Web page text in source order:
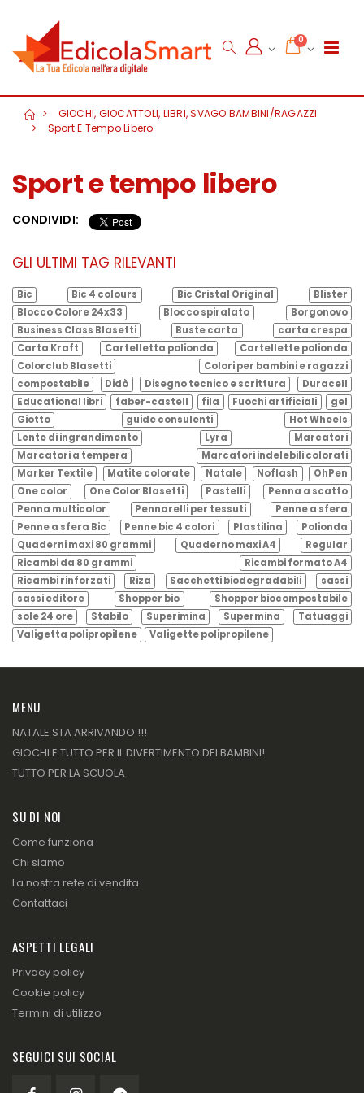
0
GIOCHI, GIOCATTOLI, LIBRI, SVAGO BAMBINI/RAGAZZI
Sport E Tempo Libero
Sport e tempo libero
CONDIVIDI:
GLI ULTIMI TAG RILEVANTI
Bic Bic 4 colours Bic Cristal Original
Blister
Blocco Colore 24x33
Blocco spiralato
Borgonovo
Business Class Blasetti
Buste carta
carta crespa
Carta Kraft
Cartelletta polionda
Cartellette polionda
Colorclub Blasetti
Colori per bambini e ragazzi
compostabile
Didò Disegno tecnico e scrittura
Duracell
Educational libri
faber-castell fila Fuochi artificiali
gel
Giotto
guide consulenti
Hot Wheels
Lente di ingrandimento
Lyra
Marcatori
Marcatori a tempera
Marcatori indelebili colorati
Marker Textile
Matite colorate Natale Noflash
OhPen
One color
One Color Blasetti Pastelli
Penna a scatto
Penna multicolor
Pennarelli per tessuti
Penne a sfera
Penne a sfera Bic
Penne bic 4 colori Plastilina
Polionda
Quaderni maxi 80 grammi
Quaderno maxi A4
Regular
Ricambi da 80 grammi
Ricambi formato A4
Ricambi rinforzati
Riza Sacchetti biodegradabili
sassi
sassi editore
Shopper bio
Shopper biocompostabile
sole 24 ore
Stabilo Superimina Supermina
Tatuaggi
Valigetta polipropilene
Valigette polipropilene
MENU
NATALE STA ARRIVANDO !!!
GIOCHI E TUTTO PER IL DIVERTIMENTO DEI BAMBINI!
TUTTO PER LA SCUOLA
SU DI NOI
Come funziona
Chi siamo
La nostra rete di vendita
Contattaci
ASPETTI LEGALI
Privacy policy
Cookie policy
Termini di utilizzo
SEGUICI SUI SOCIAL